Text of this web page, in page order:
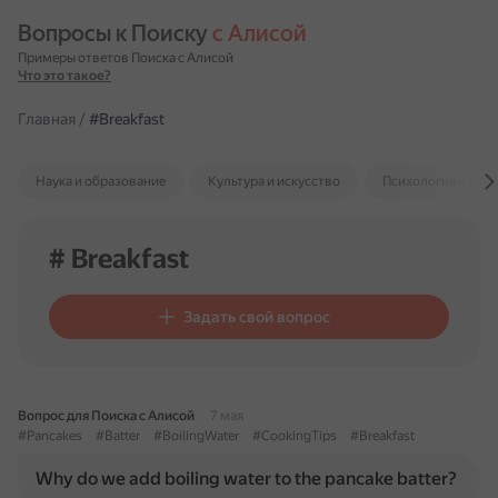
Вопросы к Поиску с Алисой
Примеры ответов Поиска с Алисой
Что это такое?
Главная / #Breakfast
Наука и образование Культура и искусство Психология и
# Breakfast
Задать свой вопрос
Вопрос для Поиска с Алисой
7 мая
#Pancakes
#Batter #BoilingWater #CookingTips #Breakfast
Why do we add boiling water to the pancake batter?